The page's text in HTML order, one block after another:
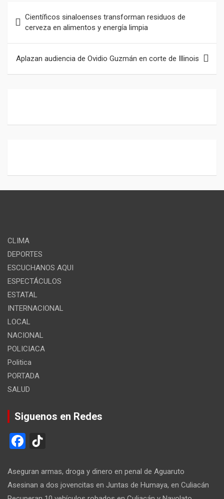
o
o
k
A
p
p
a
m
de
entradas
Científicos sinaloenses transforman residuos de
cerveza en alimentos y energía limpia
Aplazan audiencia de Ovidio Guzmán en corte de Illinois
CLIMA
DEPORTES
ESCUCHANOS AQUI
ESPECTÁCULOS
ESTATAL
INTERNACIONAL
LOCAL
NACIONAL
POLICIACA
Politica
PORTADA
SALUD
Siguenos en Redes
F
ce
b
T
o
Aseguran armas, droga y dinero en penal de Aguaruto
Asesinan a dos jovencitas en Juntas de Humaya, en Culiacán